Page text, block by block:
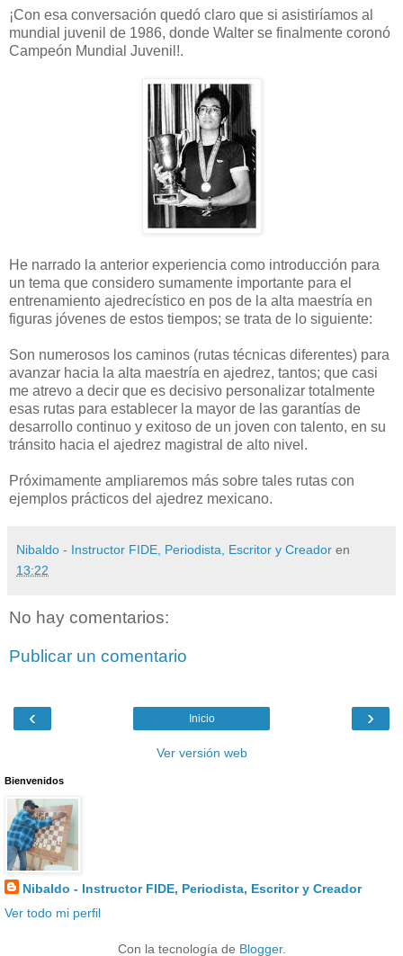
¡Con esa conversación quedó claro que si asistiríamos al
mundial juvenil de 1986, donde Walter se finalmente coronó
Campeón Mundial Juvenil!.
He narrado la anterior experiencia como introducción para
un tema que considero sumamente importante para el
entrenamiento ajedrecístico en pos de la alta maestría en
figuras jóvenes de estos tiempos; se trata de lo siguiente:
Son numerosos los caminos (rutas técnicas diferentes) para
avanzar hacia la alta maestría en ajedrez, tantos; que casi
me atrevo a decir que es decisivo personalizar totalmente
esas rutas para establecer la mayor de las garantías de
desarrollo continuo y exitoso de un joven con talento, en su
tránsito hacia el ajedrez magistral de alto nivel.
Próximamente ampliaremos más sobre tales rutas con
ejemplos prácticos del ajedrez mexicano.
Nibaldo - Instructor FIDE, Periodista, Escritor y Creador en
13:22
No hay comentarios:
Publicar un comentario
‹ ›
Inicio
Ver versión web
Bienvenidos
Nibaldo - Instructor FIDE, Periodista, Escritor y Creador
Ver todo mi perfil
Con la tecnología de Blogger.